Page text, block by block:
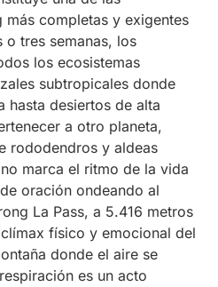
completas y exigentes
o tres semanas, los
los ecosistemas
subtropicales donde
hasta desiertos de alta
a otro planeta,
rododendros y aldeas
marca el ritmo de la vida
oración ondeando al
La Pass, a 5.416 metros
físico y emocional del
donde el aire se
es un acto